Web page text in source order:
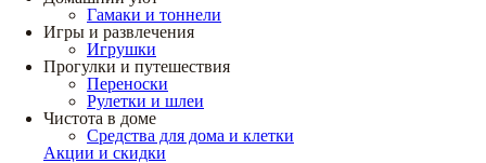
Гамаки и тоннели
Игры и развлечения
Игрушки
Прогулки и путешествия
Переноски
Рулетки и шлеи
Чистота в доме
Средства для дома и клетки
Акции и скидки